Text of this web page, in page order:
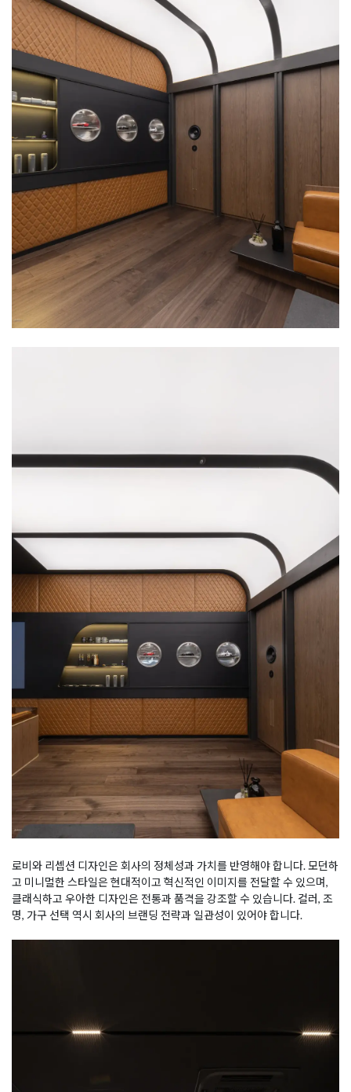
로비와 리셉션 디자인은 회사의 정체성과 가치를 반영해야 합니다. 모던하
고 미니멀한 스타일은 현대적이고 혁신적인 이미지를 전달할 수 있으며,
클래식하고 우아한 디자인은 전통과 품격을 강조할 수 있습니다. 컬러, 조
명, 가구 선택 역시 회사의 브랜딩 전략과 일관성이 있어야 합니다.